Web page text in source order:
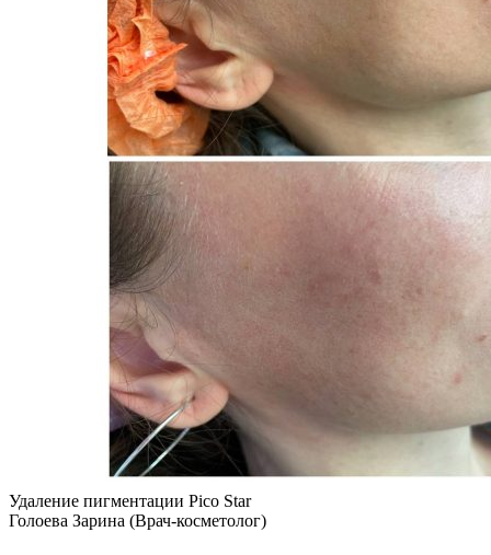
Удаление пигментации Pico Star
Голоева Зарина (Врач-косметолог)